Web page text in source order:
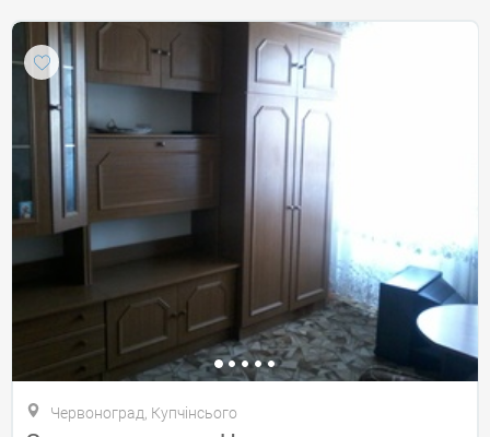
Червоноград, Купчінсього